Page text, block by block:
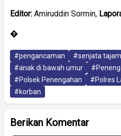
Editor: Amiruddin Sormin,
�
#pengancaman #senjata tajam
#anak di bawah umur
#Polsek Penengahan
#Polres
#korban
Berikan Komentar